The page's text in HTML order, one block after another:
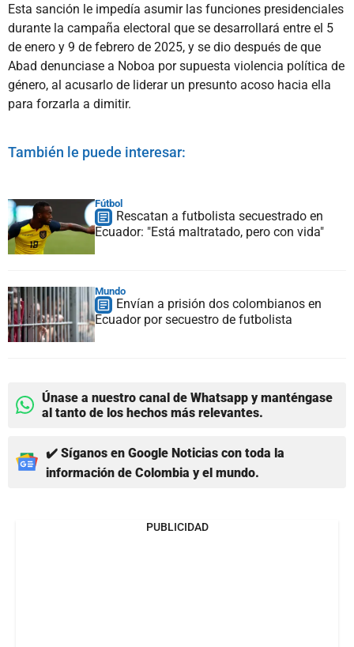
Esta sanción le impedía asumir las funciones presidenciales
durante la campaña electoral que se desarrollará entre el 5
de enero y 9 de febrero de 2025, y se dio después de que
Abad denunciase a Noboa por supuesta violencia política de
género, al acusarlo de liderar un presunto acoso hacia ella
para forzarla a dimitir.
También le puede interesar:
Fútbol
Rescatan a futbolista secuestrado en
Ecuador: "Está maltratado, pero con vida"
Mundo
Envían a prisión dos colombianos en
Ecuador por secuestro de futbolista
Únase a nuestro canal de Whatsapp y manténgase
al tanto de los hechos más relevantes.
✔️ Síganos en Google Noticias con toda la
información de Colombia y el mundo.
PUBLICIDAD